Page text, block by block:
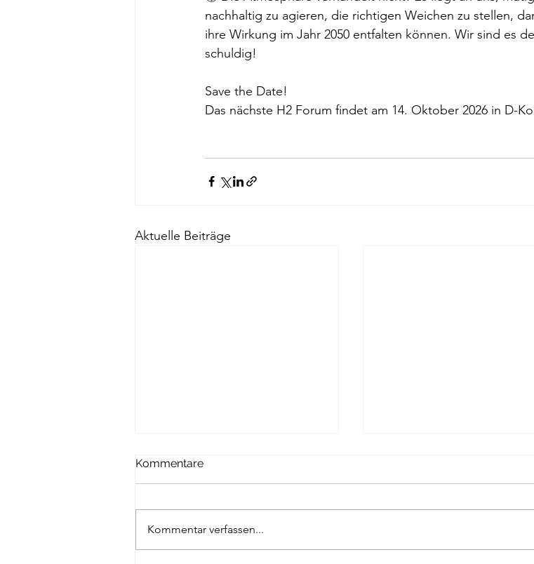
nachhaltig zu agieren, die richtigen Weichen zu stellen,
ihre Wirkung im Jahr 2050 entfalten können. Wir sind es
schuldig!
Save the Date!
Das nächste H2 Forum findet am 14. Oktober 2026 in D-
Aktuelle Beiträge
Kommentare
Kommentar verfassen...